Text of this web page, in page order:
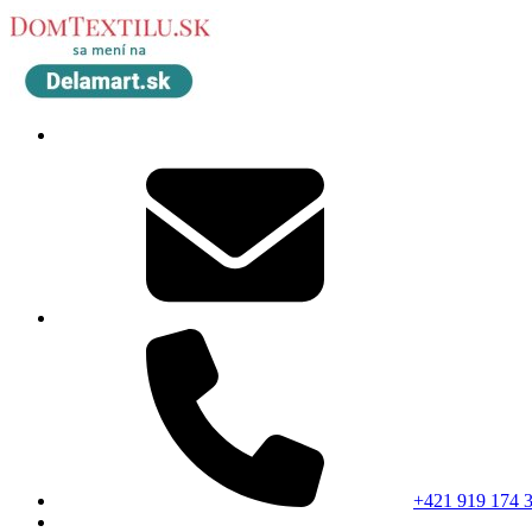
+421 919 174